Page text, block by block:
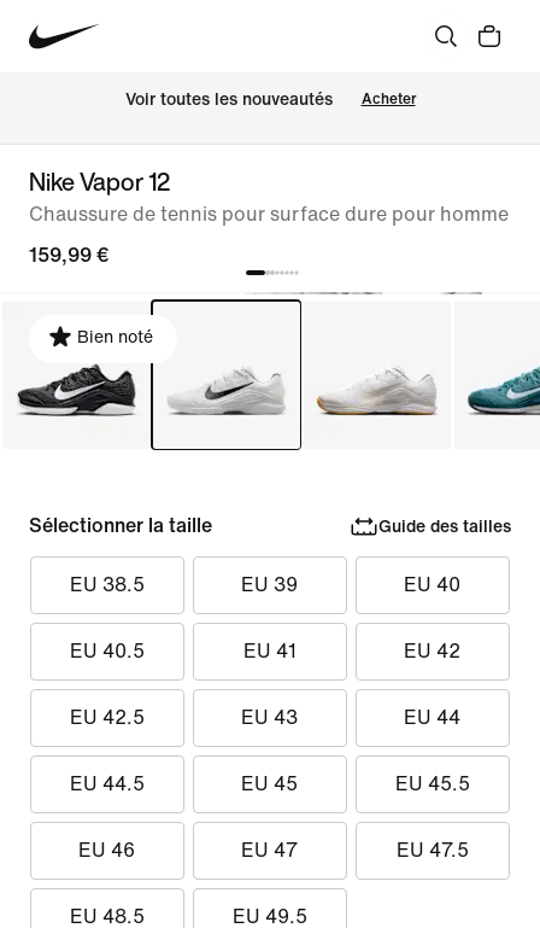
Voir toutes les nouveautés Acheter
Nike Vapor 12
Chaussure de tennis pour surface dure pour homme
159,99 €
Bien noté
Sélectionner la taille Guide des tailles
EU 38.5 EU 39 EU 40
EU 40.5 EU 41 EU 42
EU 42.5 EU 43 EU 44
EU 44.5 EU 45 EU 45.5
EU 46 EU 47 EU 47.5
EU 48.5 EU 49.5